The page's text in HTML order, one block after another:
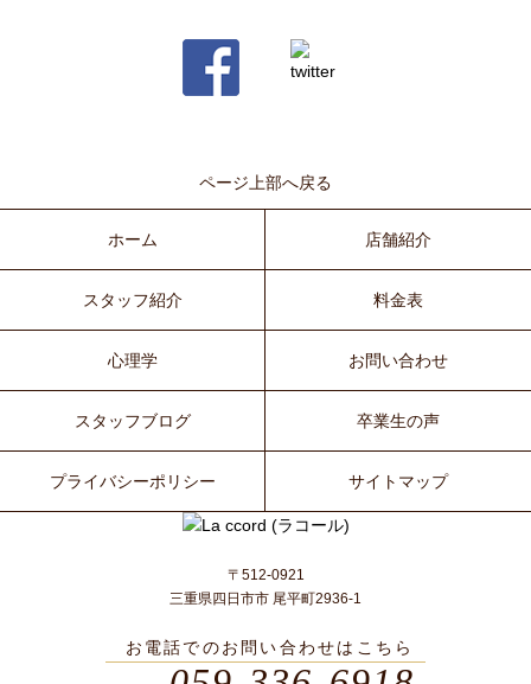
ページ上部へ戻る
ホーム 店舗紹介
スタッフ紹介 料金表
心理学 お問い合わせ
スタッフブログ 卒業生の声
プライバシーポリシー サイトマップ
〒512-0921
三重県四日市市 尾平町2936-1
お電話でのお問い合わせはこちら